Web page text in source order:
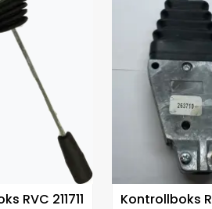
RVC 211711
Kontrollboks